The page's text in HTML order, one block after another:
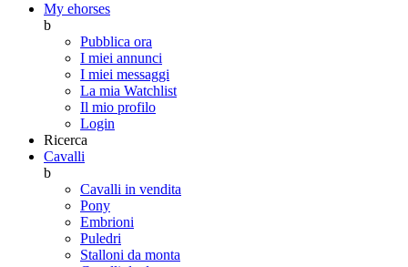
My ehorses
b
Pubblica ora
I miei annunci
I miei messaggi
La mia Watchlist
Il mio profilo
Login
Ricerca
Cavalli
b
Cavalli in vendita
Pony
Embrioni
Puledri
Stalloni da monta